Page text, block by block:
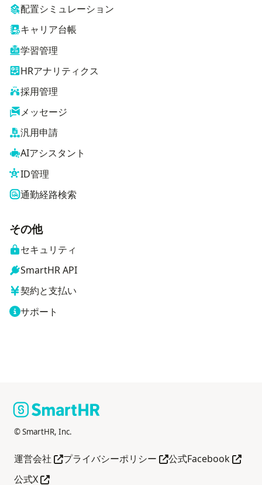
配置シミュレーション
キャリア台帳
学習管理
HRアナリティクス
採用管理
メッセージ
汎用申請
AIアシスタント
ID管理
通勤経路検索
その他
セキュリティ
SmartHR API
契約と支払い
サポート
© SmartHR, Inc.
運営会社別タブで開く
プライバシーポリシー 別タブで開く
公式Facebook別タ
公式X別タブで開く